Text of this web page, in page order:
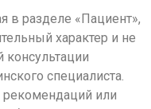
в разделе «Пациент»,
характер и не
специалиста.
или